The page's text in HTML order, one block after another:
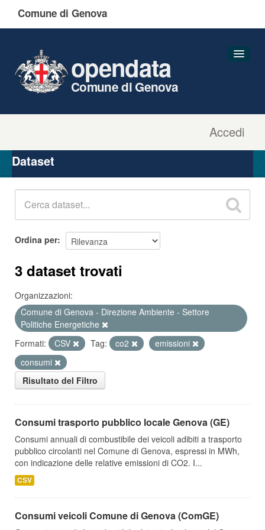
Comune di Genova
Accedi
opendata
Comune di Genova
Organizzazioni
Gruppi
Dataset
Ordina per
3 dataset trovati
Organizzazioni:
Comune di Genova - Direzione Ambiente - Settore
Politiche Energetiche
Formati:
CSV Tag: co2
emissioni
consumi
Risultato del Filtro
Consumi trasporto pubblico locale Genova (GE)
Consumi annuali di combustibile dei veicoli adibiti a trasporto
pubblico circolanti nel Comune di Genova, espressi in MWh,
con indicazione delle relative emissioni di CO2. I...
CSV
Consumi veicoli Comune di Genova (ComGE)